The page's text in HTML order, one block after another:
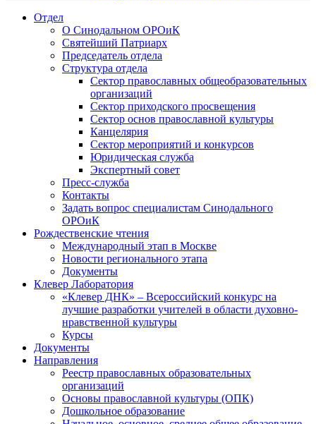
Отдел
О Синодальном ОРОиК
Святейший Патриарх
Председатель отдела
Структура отдела
Сектор православных общеобразовательных
организаций
Сектор приходского просвещения
Сектор основ православной культуры
Канцелярия
Сектор мероприятий и конкурсов
Юридическая служба
Экспертный совет
Пресс-служба
Контакты
Задать вопрос специалистам Синодального
ОРОиК
Рождественские чтения
Международный этап в Москве
Новости регионального этапа
Документы
Клевер Лаборатория
«Клевер ДНК» – Всероссийский конкурс на
лучшие разработки учителей в области духовно-
нравственной культуры
Курсы
Документы
Направления
Реестр православных образовательных
организаций
Основы православной культуры (ОПК)
Дошкольное образование